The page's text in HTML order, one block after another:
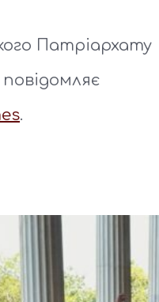
Патріархату
.